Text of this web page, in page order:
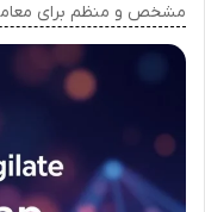
مشخص و منظم برای